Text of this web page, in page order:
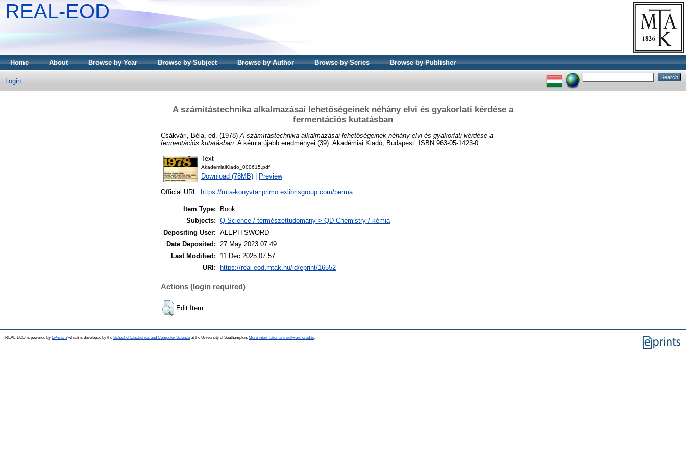
REAL-EOD
Home About Browse by Year Browse by Subject Browse by Author Browse by Series Browse by Publisher
Login
A számítástechnika alkalmazásai lehetőségeinek néhány elvi és gyakorlati kérdése a
fermentációs kutatásban
Csákvári, Béla , ed. (1978) A számítástechnika alkalmazásai lehetőségeinek néhány elvi és gyakorlati kérdése a
fermentációs kutatásban. A kémia újabb eredményei (39). Akadémiai Kiadó, Budapest. ISBN 963-05-1423-0
Text
AkademiaiKiado_000615.pdf
Download (78MB) Preview
Official URL: https://mta-konyvtar.primo.exlibrisgroup.com/perma...
Item Type:
Book
Subjects: Q Science / természettudomány > QD Chemistry / kémia
Depositing User: ALEPH SWORD
Date Deposited: 27 May 2023 07:49
Last Modified:
11 Dec 2025 07:57
URI:
https://real-eod.mtak.hu/id/eprint/16552
Actions (login required)
Edit Item
REAL-EOD is powered by EPrints 3which is developed by the School of Electronics and Computer Science at the University of Southampton. More information and software credits